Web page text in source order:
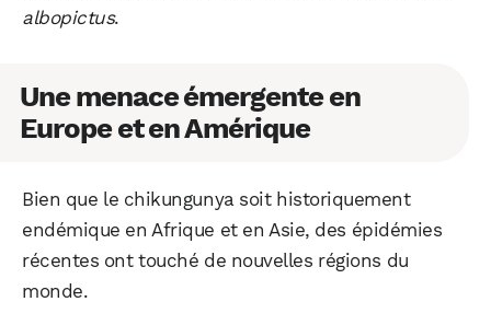
albopictus.
Une menace émergente en
Europe et en Amérique
Bien que le chikungunya soit historiquement
endémique en Afrique et en Asie, des épidémies
récentes ont touché de nouvelles régions du
monde.